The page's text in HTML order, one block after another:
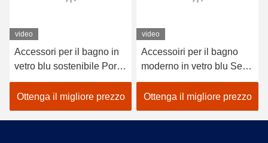
video
Accessori per il bagno in
vetro blu sostenibile Porta
spazzolino in vetro a
strisce verticale con base
più piccola
Ottenga il migliore prezzo
video
Accessoiri per il bagno
moderno in vetro blu Set
4pcs Dispenser a pompa
dorata con linea circolare
Ottenga il migliore prezzo